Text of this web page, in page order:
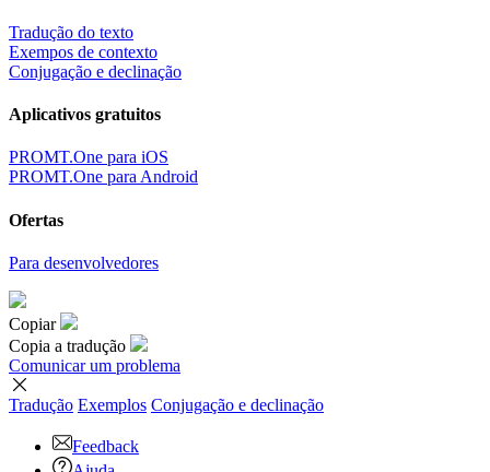
Tradução do texto
Exempos de contexto
Conjugação e declinação
Aplicativos gratuitos
PROMT.One para iOS
PROMT.One para Android
Ofertas
Para desenvolvedores
Copiar
Copia a tradução
Comunicar um problema
Tradução Exemplos Conjugação e declinação
Feedback